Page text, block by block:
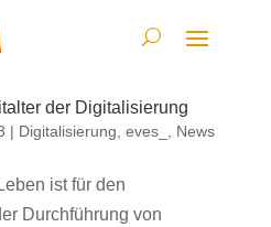
der Digitalisierung
| Digitalisierung eves_ News
ist für den
Durchführung von